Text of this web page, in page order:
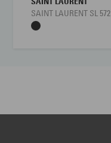
SAINT LAURENT SL 572